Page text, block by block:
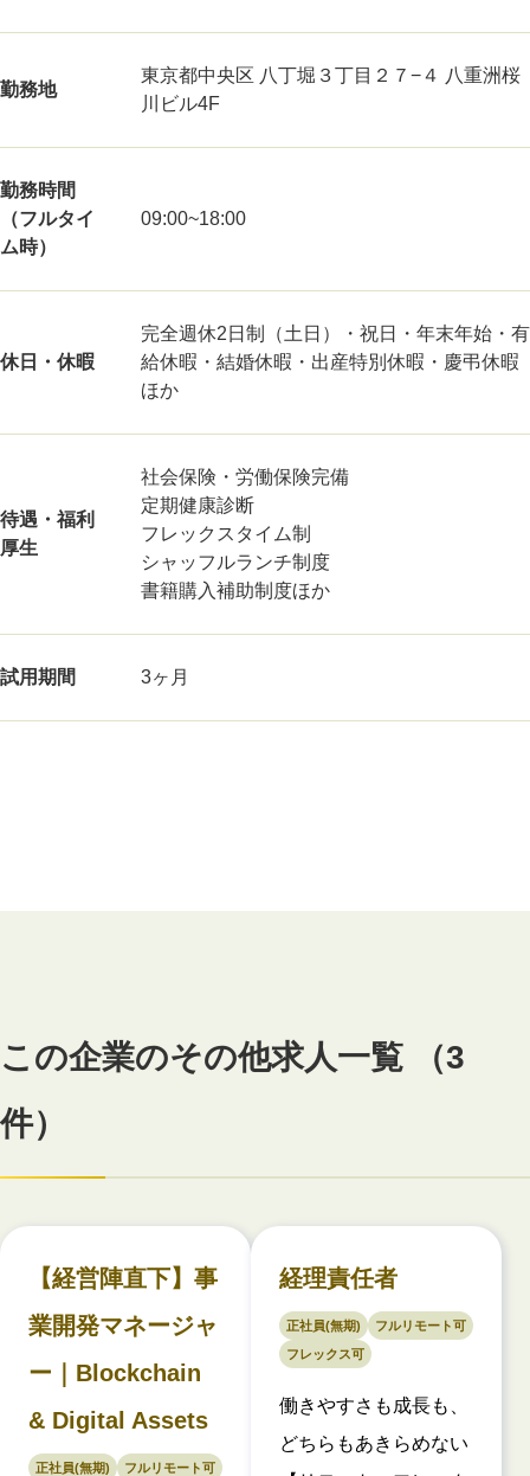
勤務地
東京都中央区 八丁堀３丁目２７−４ 八重洲桜
川ビル4F
勤務時間
（フルタイ
ム時）
09:00~18:00
休日・休暇
完全週休2日制（土日）・祝日・年末年始・有
給休暇・結婚休暇・出産特別休暇・慶弔休暇
ほか
待遇・福利
厚生
社会保険・労働保険完備
定期健康診断
フレックスタイム制
シャッフルランチ制度
書籍購入補助制度ほか
試用期間 3ヶ月
この企業のその他求人一覧 （3
件）
【経営陣直下】事
業開発マネージャ
ー｜Blockchain
& Digital Assets
正社員(無期) フルリモート可
経理責任者
正社員(無期)
フルリモート可
フレックス可
働きやすさも成長も、
どちらもあきらめない